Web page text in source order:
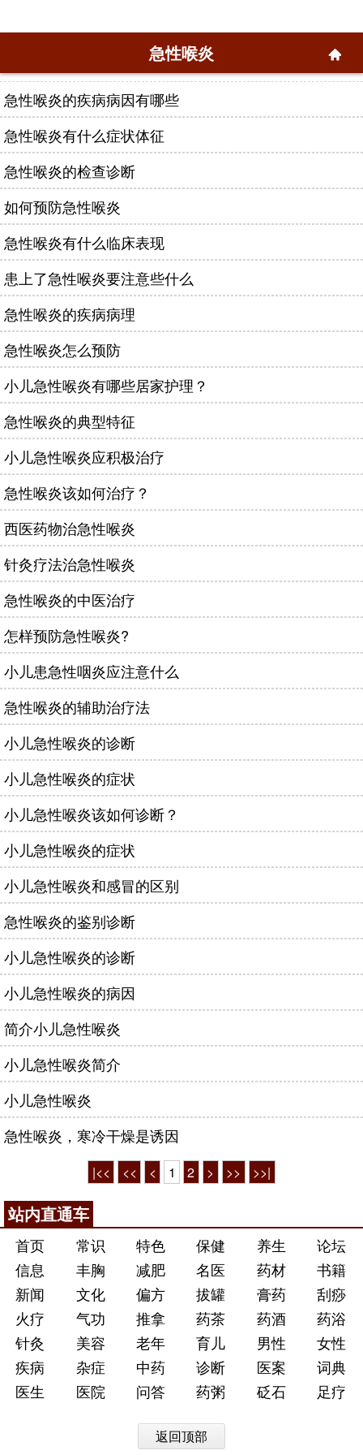
急性喉炎
急性喉炎的疾病病因有哪些
急性喉炎有什么症状体征
急性喉炎的检查诊断
如何预防急性喉炎
急性喉炎有什么临床表现
患上了急性喉炎要注意些什么
急性喉炎的疾病病理
急性喉炎怎么预防
小儿急性喉炎有哪些居家护理？
急性喉炎的典型特征
小儿急性喉炎应积极治疗
急性喉炎该如何治疗？
西医药物治急性喉炎
针灸疗法治急性喉炎
急性喉炎的中医治疗
怎样预防急性喉炎?
小儿患急性咽炎应注意什么
急性喉炎的辅助治疗法
小儿急性喉炎的诊断
小儿急性喉炎的症状
小儿急性喉炎该如何诊断？
小儿急性喉炎的症状
小儿急性喉炎和感冒的区别
急性喉炎的鉴别诊断
小儿急性喉炎的诊断
小儿急性喉炎的病因
简介小儿急性喉炎
小儿急性喉炎简介
小儿急性喉炎
急性喉炎，寒冷干燥是诱因
|<< << < 1 2 > >> >>|
站内直通车
首页 常识 特色 保健 养生
论坛
信息
丰胸 减肥 名医 药材
书籍
新闻
文化 偏方 拔罐 膏药
刮痧
火疗
气功 推拿 药茶 药酒
药浴
针灸
美容 老年 育儿 男性
女性
疾病
杂症 中药 诊断 医案
词典
医生
医院 问答 药粥 砭石 足疗
返回顶部